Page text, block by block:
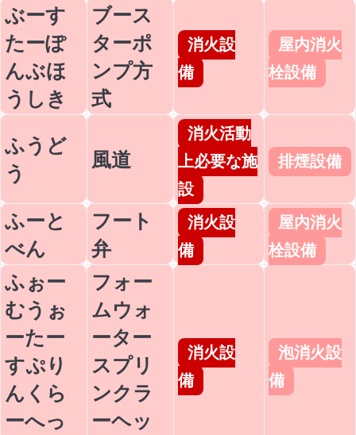
ぶーす
たーぽ
んぶほ
うしき
ブース
ターポ
ンプ方
式
消火設
備
屋内消火
栓設備
ふうど
う
風道
消火活動
上必要な施
設
排煙設備
ふーと
べん
フート
弁
消火設
備
屋内消火
栓設備
ふぉー
むうぉ
ーたー
すぷり
んくら
ーへっ
フォー
ムウォ
ーター
スプリ
ンクラ
ーヘッ
消火設
備
泡消火設
備